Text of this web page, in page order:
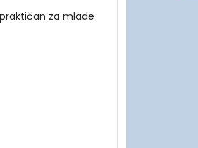
za mlade